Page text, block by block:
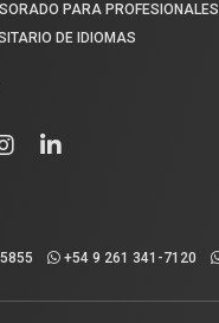
PARA PROFESIONALES
DE IDIOMAS
+54 9 261 341-7120